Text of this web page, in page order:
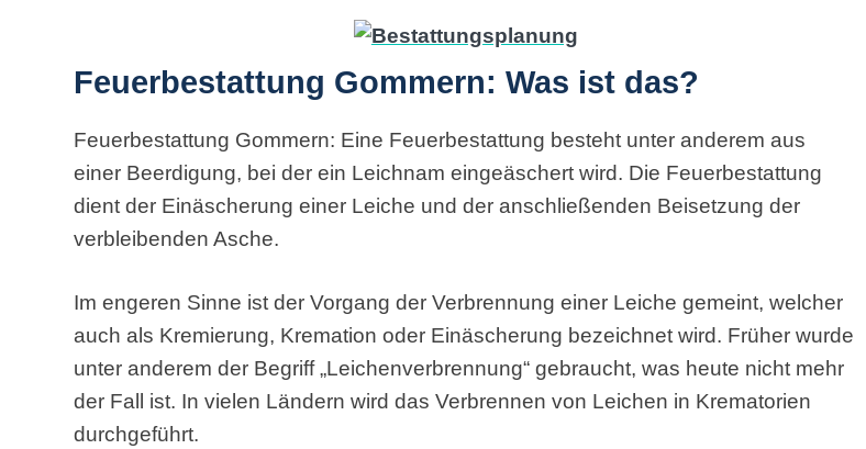
Feuerbestattung Gommern: Was ist das?
Feuerbestattung Gommern: Eine Feuerbestattung besteht unter anderem aus
einer Beerdigung, bei der ein Leichnam eingeäschert wird. Die Feuerbestattung
dient der Einäscherung einer Leiche und der anschließenden Beisetzung der
verbleibenden Asche.
Im engeren Sinne ist der Vorgang der Verbrennung einer Leiche gemeint, welcher
auch als Kremierung, Kremation oder Einäscherung bezeichnet wird. Früher wurde
unter anderem der Begriff „Leichenverbrennung“ gebraucht, was heute nicht mehr
der Fall ist. In vielen Ländern wird das Verbrennen von Leichen in Krematorien
durchgeführt.